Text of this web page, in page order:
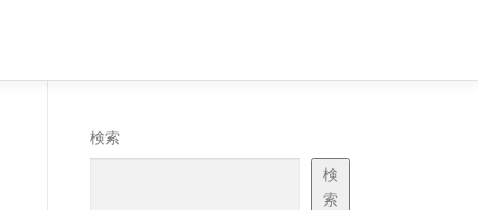
検索
検
索